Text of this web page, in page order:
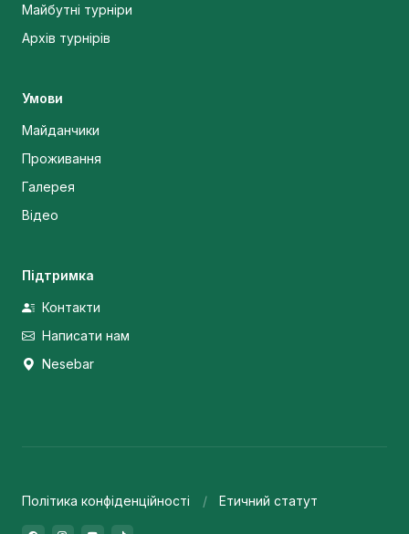
Майбутні турніри
Архів турнірів
Умови
Майданчики
Проживання
Галерея
Відео
Підтримка
Контакти
Написати нам
Nesebar
Політика конфіденційності Етичний статут